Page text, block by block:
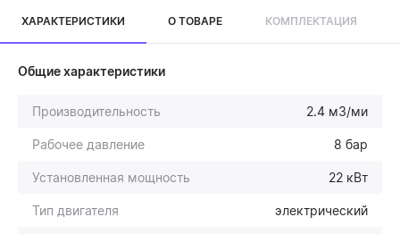
ХАРАКТЕРИСТИКИ О ТОВАРЕ КОМПЛЕКТАЦИЯ
Общие характеристики
Производительность 2.4 м3/ми
Рабочее давление 8 бар
Установленная мощность 22 кВт
Тип двигателя электрический